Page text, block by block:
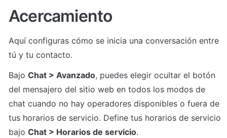
Acercamiento
Aquí configuras cómo se inicia una conversación entre
tú y tu contacto.
Bajo Chat > Avanzado, puedes elegir ocultar el botón
del mensajero del sitio web en todos los modos de
chat cuando no hay operadores disponibles o fuera de
tus horarios de servicio. Define tus horarios de servicio
bajo Chat > Horarios de servicio.